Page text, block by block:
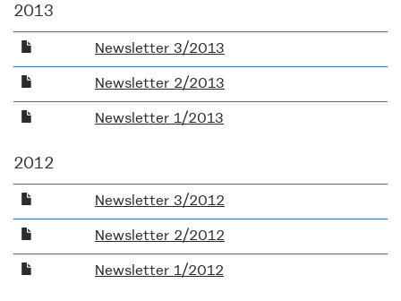
2013
Newsletter 3/2013
Newsletter 2/2013
Newsletter 1/2013
2012
Newsletter 3/2012
Newsletter 2/2012
Newsletter 1/2012